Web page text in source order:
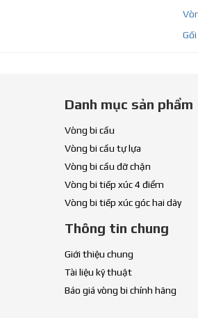
Danh mục sản phẩm
Vòng bi cầu
Vòng bi cầu tự lựa
Vòng bi cầu đỡ chặn
Vòng bi tiếp xúc 4 điểm
Vòng bi tiếp xúc góc hai dãy
Thông tin chung
Giới thiệu chung
Tài liệu kỹ thuật
Báo giá vòng bi chính hãng